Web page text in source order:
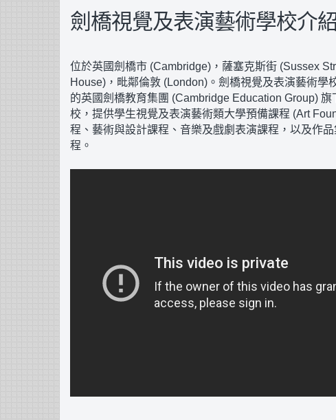
劍橋視覺及表演藝術學校介
位於英國劍橋市 (Cambridge) ，薩塞克斯街 (Sussex
House) ，毗鄰倫敦 (London) 。劍橋視覺及表演藝術學
的英國劍橋教育集團 (Cambridge Education Group) 旗
校，提供學生視覺及表演藝術類大學預備課程 (Art
程、藝術與設計課程、音樂及戲劇表演課程，以及作品
程。